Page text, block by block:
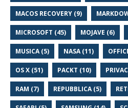
MACOS RECOVERY (9)
MICROSOFT (45) MOJAVE (6)
MUSICA (5) NASA (11)
OS X (51) PACKT (10)
RAM (7) REPUBBLICA (5)